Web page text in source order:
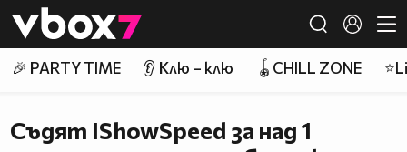
👾
🎉 PARTY TIME 👂 Клю – клю 🪀CHILL ZONE
Съдят IShowSpeed за над 1